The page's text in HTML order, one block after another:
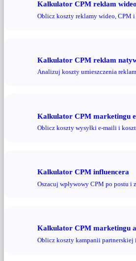
Kalkulator CPM reklam wideo
Oblicz koszty reklamy wideo, CPM i
Kalkulator CPM reklam
Analizuj koszty umieszczenia
Kalkulator CPM marketingu
Oblicz koszty wysyłki e-maili i
Kalkulator CPM influencera
Oszacuj wpływowy CPM po postu i
Kalkulator CPM marketingu
Oblicz koszty kampanii partnerskiej